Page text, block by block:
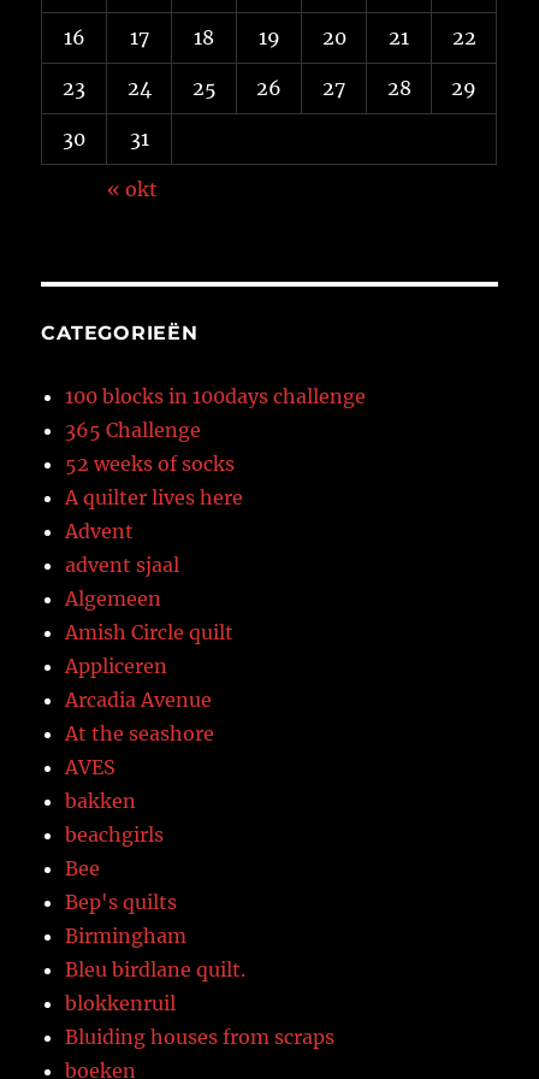
16 17 18 19 20 21 22
23 24 25 26 27 28 29
30 31
« okt
CATEGORIEËN
100 blocks in 100days challenge
365 Challenge
52 weeks of socks
A quilter lives here
Advent
advent sjaal
Algemeen
Amish Circle quilt
Appliceren
Arcadia Avenue
At the seashore
AVES
bakken
beachgirls
Bee
Bep's quilts
Birmingham
Bleu birdlane quilt.
blokkenruil
Bluiding houses from scraps
boeken